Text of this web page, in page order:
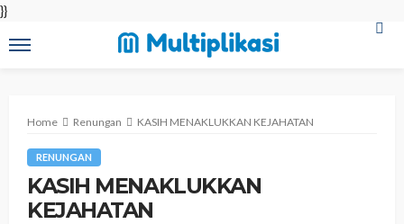
}}
Home Renungan KASIH MENAKLUKKAN KEJAHATAN
RENUNGAN
KASIH MENAKLUKKAN
KEJAHATAN